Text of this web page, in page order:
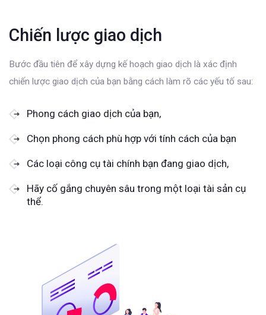
Chiến lược giao dịch
Bước đầu tiên để xây dựng kế hoạch giao dịch là xác định
chiến lược giao dịch của bạn bằng cách làm rõ các yếu tố sau:
Phong cách giao dịch của bạn,
Chọn phong cách phù hợp với tính cách của bạn
Các loại công cụ tài chính bạn đang giao dịch,
Hãy cố gắng chuyên sâu trong một loại tài sản cụ
thể.